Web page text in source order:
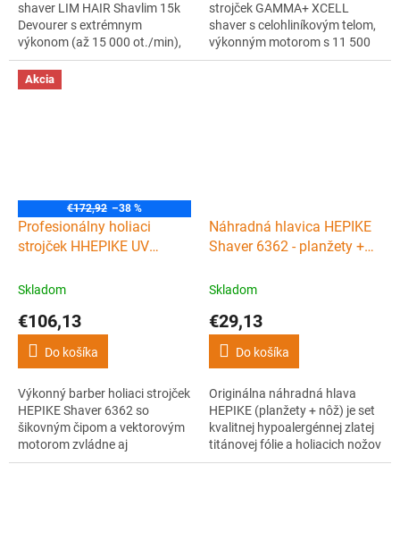
shaver LIM HAIR Shavlim 15k
Devourer s extrémnym
výkonom (až 15 000 ot./min),
titánovou hlavicou, dlhou
výdržou s možnosťou USB-C
nabíjania. Zaistí dokonale
strojček GAMMA+ XCELL
shaver s celohliníkovým telom,
výkonným motorom s 11 500
ot./min., hypoalergénnou
Akcia
€172,92 –38 %
Profesionálny holiaci
strojček HHEPIKE UV
Skladom
€106,13
Do košíka
Výkonný barber holiaci strojček
HEPIKE Shaver 6362 so
šikovným čipom a vektorovým
motorom zvládne aj
najhustejšie vlasy bez
Náhradná hlavica HEPIKE
Shaver 6362 - planžety +
Skladom
€29,13
Do košíka
Originálna náhradná hlava
HEPIKE (planžety + nôž) je set
kvalitnej hypoalergénnej zlatej
titánovej fólie a holiacich nožov
vhodných k holiacemu